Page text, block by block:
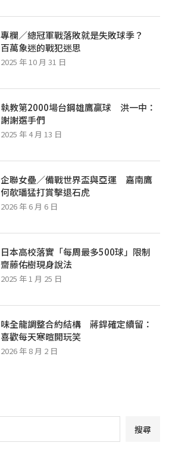
專欄／總冠軍戰落敗就是失敗球季？
百萬象迷的戰犯迷思
2025 年 10 月 31 日
執教第2000場台鋼雄鷹贏球 洪一中：
謝謝選手們
2025 年 4 月 13 日
企聯女壘／備戰世界盃與亞運 嘉南鷹
何欹璠猛打賞擊退石虎
2026 年 6 月 6 日
日本高校落實「每周最多500球」限制
齋藤佑樹現身說法
2025 年 1 月 25 日
味全龍調整合約結構 蔣銲確定續留：
喜歡每天寒暄開玩笑
2026 年 8 月 2 日
搜尋